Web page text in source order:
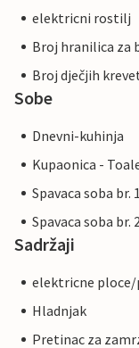
elektricni rostilj
Broj hranilica za
Broj dječjih
Sobe
Dnevni-kuhinja
Kupaonica -
Spavaca soba
Spavaca soba
Sadržaji
elektricne ploce/
Hladnjak
Pretinac za